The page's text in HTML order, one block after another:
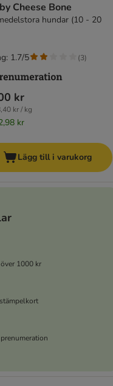
Cheese Bone
hundar (10 - 20
kr
kr / kg
kr
1.7/5 (3)
Lägg till i varukorg
1000 kr